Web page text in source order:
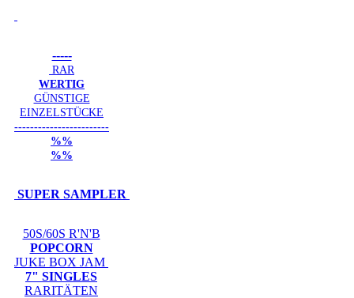
-----
RAR
WERTIG
GÜNSTIGE
EINZELSTÜCKE
------------------------
%%
%%
SUPER SAMPLER
50S/60S R'N'B
POPCORN
JUKE BOX JAM
7" SINGLES
RARITÄTEN